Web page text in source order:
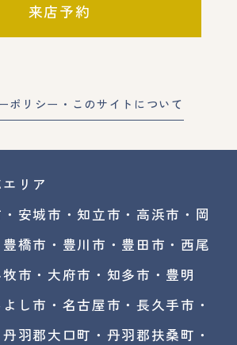
来店予約
ポリシー・このサイトについて
リア
安城市 ・知立市 ・高浜市・ 岡
豊橋市・豊川市・豊田市・西尾
市・大府市・知多市・豊明
し市・ 名古屋市 ・長久手市・
羽郡大口町・丹羽郡扶桑町・